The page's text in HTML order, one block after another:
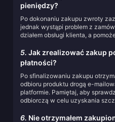
pieniędzy?
Po dokonaniu zakupu zwroty
jednak wystąpi problem z
działem obsługi klienta, a
5. Jak zrealizować zakup
płatności?
Po sfinalizowaniu zakupu
odbioru produktu drogą e-
platformie. Pamiętaj, aby
odbiorczą w celu uzyskania
6. Nie otrzymałem